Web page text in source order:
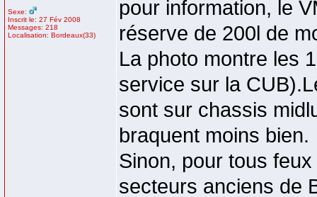
Sexe:
Inscrit le: 27 Fév 2008
Messages: 218
Localisation: Bordeaux(33)
pour information, le
réserve de 200l de
La photo montre les
service sur la
sont sur chassis
braquent moins bien.
Sinon, pour tous
secteurs anciens de